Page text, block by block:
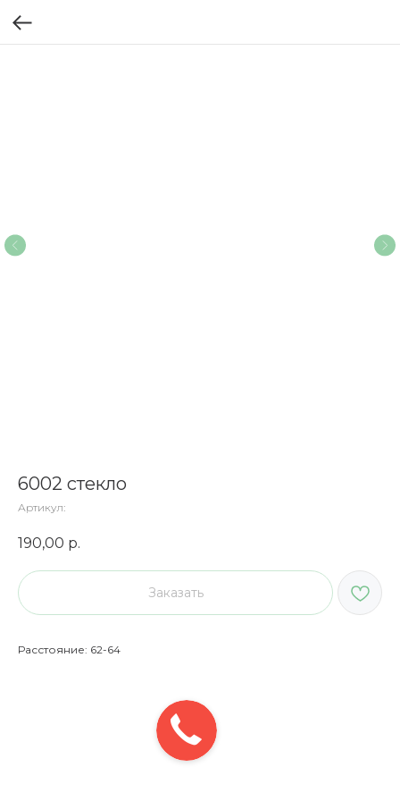
6002 стекло
Артикул:
190,00 р.
Заказать
Расстояние: 62-64